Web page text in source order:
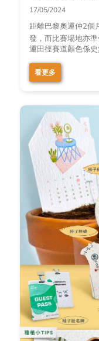
17/05/2024
距離巴黎奧運仲2個
發，而比賽場地亦
運田徑賽道顏色係史
看更多